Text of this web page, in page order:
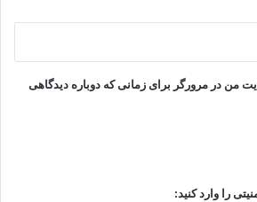
من در مرورگر برای زمانی که دوباره دیدگاهی
را وارد کنید: